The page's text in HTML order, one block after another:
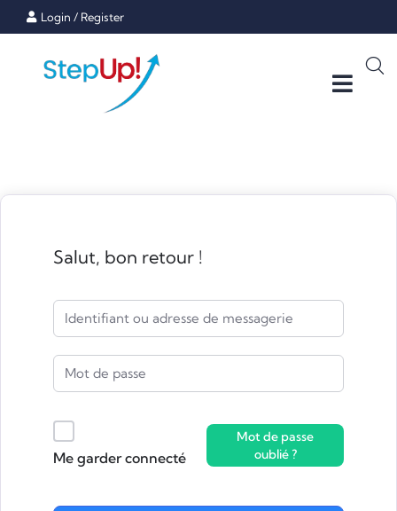
Login / Register
Salut, bon retour !
Me garder connecté
Mot de passe
oublié ?